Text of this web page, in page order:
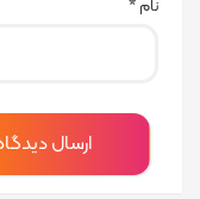
نام *